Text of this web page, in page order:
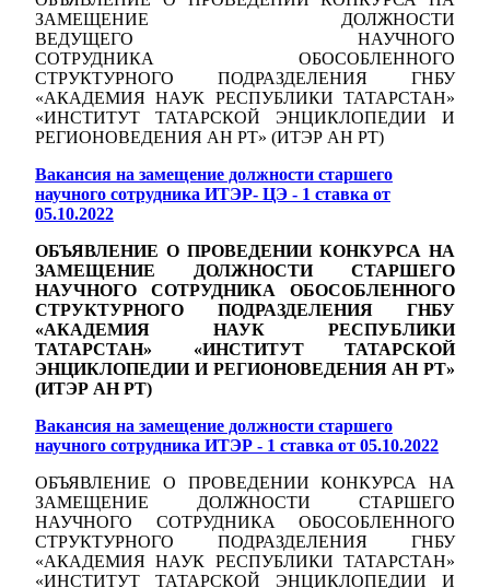
ЗАМЕЩЕНИЕ ДОЛЖНОСТИ
ВЕДУЩЕГО НАУЧНОГО
СОТРУДНИКА ОБОСОБЛЕННОГО
СТРУКТУРНОГО ПОДРАЗДЕЛЕНИЯ ГНБУ
«АКАДЕМИЯ НАУК РЕСПУБЛИКИ ТАТАРСТАН»
«ИНСТИТУТ ТАТАРСКОЙ ЭНЦИКЛОПЕДИИ И
РЕГИОНОВЕДЕНИЯ АН РТ» (ИТЭР АН РТ)
Вакансия на замещение должности старшего
научного сотрудника ИТЭР- ЦЭ - 1 ставка от
05.10.2022
ОБЪЯВЛЕНИЕ О ПРОВЕДЕНИИ КОНКУРСА НА
ЗАМЕЩЕНИЕ ДОЛЖНОСТИ СТАРШЕГО
НАУЧНОГО СОТРУДНИКА ОБОСОБЛЕННОГО
СТРУКТУРНОГО ПОДРАЗДЕЛЕНИЯ ГНБУ
«АКАДЕМИЯ НАУК РЕСПУБЛИКИ
ТАТАРСТАН» «ИНСТИТУТ ТАТАРСКОЙ
ЭНЦИКЛОПЕДИИ И РЕГИОНОВЕДЕНИЯ АН РТ»
(ИТЭР АН РТ)
Вакансия на замещение должности старшего
научного сотрудника ИТЭР - 1 ставка от 05.10.2022
ОБЪЯВЛЕНИЕ О ПРОВЕДЕНИИ КОНКУРСА НА
ЗАМЕЩЕНИЕ ДОЛЖНОСТИ СТАРШЕГО
НАУЧНОГО СОТРУДНИКА ОБОСОБЛЕННОГО
СТРУКТУРНОГО ПОДРАЗДЕЛЕНИЯ ГНБУ
«АКАДЕМИЯ НАУК РЕСПУБЛИКИ ТАТАРСТАН»
«ИНСТИТУТ ТАТАРСКОЙ ЭНЦИКЛОПЕДИИ И